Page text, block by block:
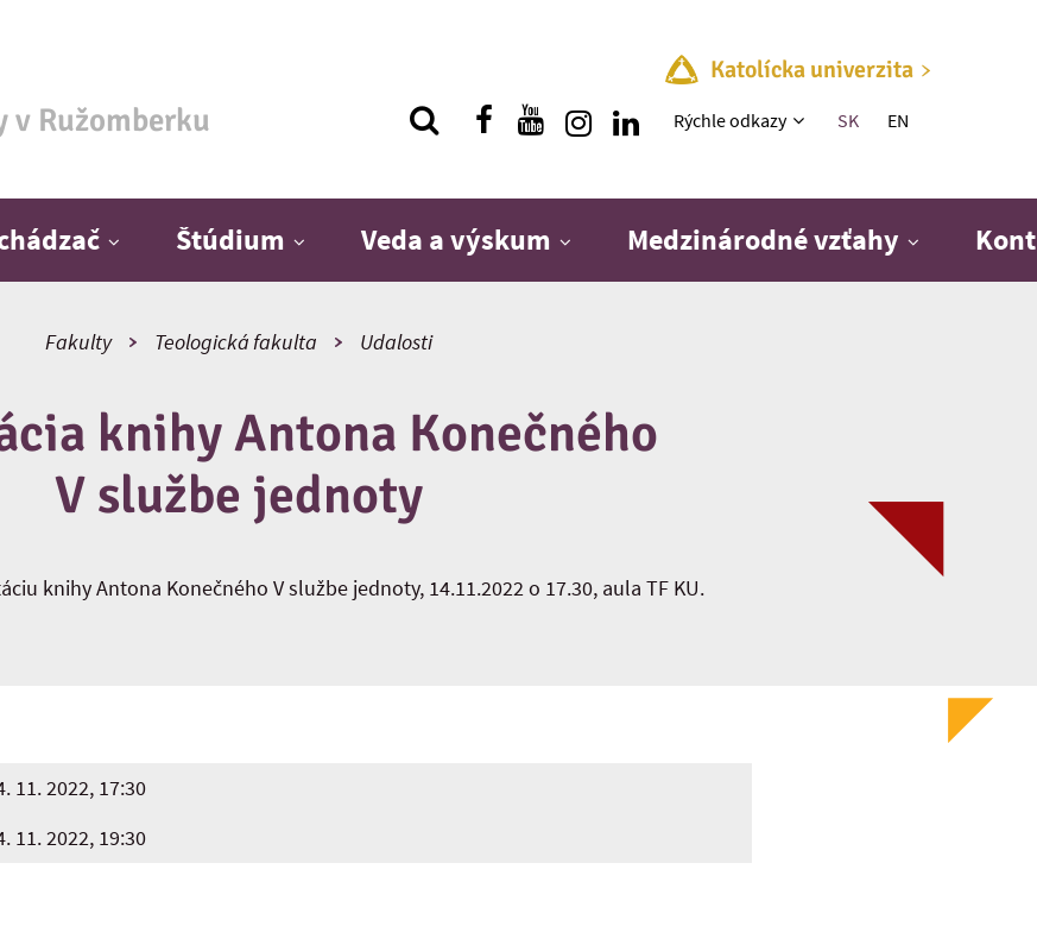
Ružomberku
Katolícka univerzita
Rýchle menu
Rýchle odkazy SK EN
Štúdium Veda a výskum Medzinárodné vzťahy
Fakulty Teologická fakulta Udalosti
knihy Antona Konečného
V službe jednoty
knihy Antona Konečného V službe jednoty, 14.11.2022 o 17.30, aula TF KU.
11. 2022, 17:30
11. 2022, 19:30